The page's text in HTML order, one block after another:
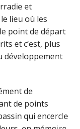
et
lieu où les
point de départ
et c’est, plus
développement
de
de points
qui encercle